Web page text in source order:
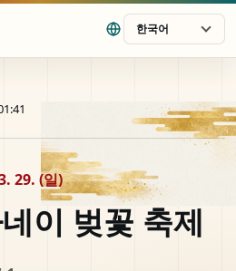
한국어
29. (일)
이 벚꽃 축제